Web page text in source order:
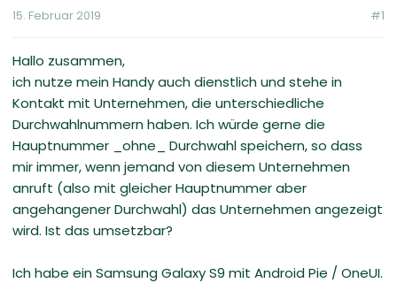
r
a
15. Februar 2019 #1
Hallo zusammen,
ich nutze mein Handy auch dienstlich und stehe in
Kontakt mit Unternehmen, die unterschiedliche
Durchwahlnummern haben. Ich würde gerne die
Hauptnummer _ohne_ Durchwahl speichern, so dass
mir immer, wenn jemand von diesem Unternehmen
anruft (also mit gleicher Hauptnummer aber
angehangener Durchwahl) das Unternehmen angezeigt
wird. Ist das umsetzbar?
Ich habe ein Samsung Galaxy S9 mit Android Pie / OneUI.